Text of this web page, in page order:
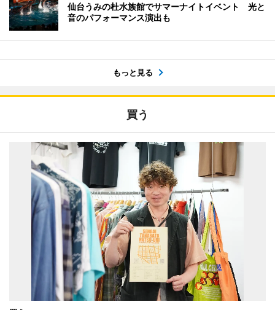
仙台うみの杜水族館でサマーナイトイベント 光と
音のパフォーマンス演出も
もっと見る
買う